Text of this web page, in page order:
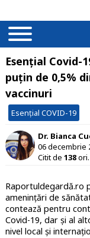
Esențial Covid-
puțin de 0,5%
vaccinuri
Esențial COVID-19
Dr. Bianca
06 decembrie
Citit de 138ori.
Raportuldegardă.ro
amenințări de
contează pentru
Covid-19, dar și al
nivel local și